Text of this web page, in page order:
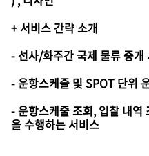
+ 서비스 간략 소개
- 선사/화주간 국제 물류 중개
- 운항스케줄 및 SPOT 단위
- 운항스케줄 조회, 입찰 내역
을 수행하는 서비스